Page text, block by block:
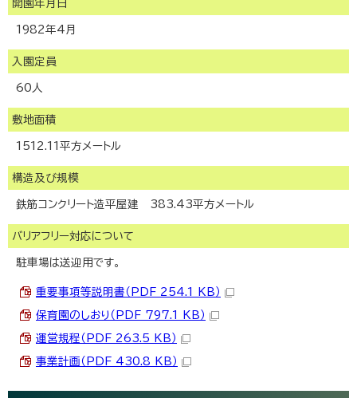
開園年月日
1982年4月
入園定員
60人
敷地面積
1512.11平方メートル
構造及び規模
鉄筋コンクリート造平屋建 383.43平方メートル
バリアフリー対応について
駐車場は送迎用です。
重要事項等説明書（PDF 254.1 KB）
保育園のしおり（PDF 797.1 KB）
運営規程（PDF 263.5 KB）
事業計画（PDF 430.8 KB）